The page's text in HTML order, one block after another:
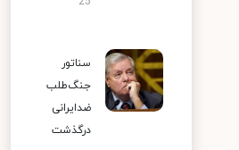
سناتور
جنگ‌طلب
ضدایرانی
درگذشت